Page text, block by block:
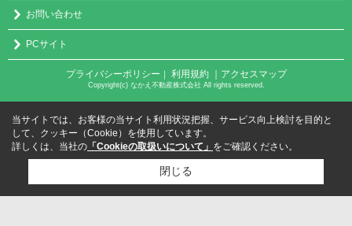
お問い合わせ
PCサイト
プライバシーポリシー ｜ 利用規約 ｜アクセスマップ
Copyright(c) なかえ不動産株式会社 All rights reserved.
当サイトでは、お客様の当サイト利用状況把握、サービス向上検討を目的と
して、クッキー（Cookie）を使用しています。
詳しくは、当社の 「Cookieの取扱いについて」 をご確認ください。
閉じる